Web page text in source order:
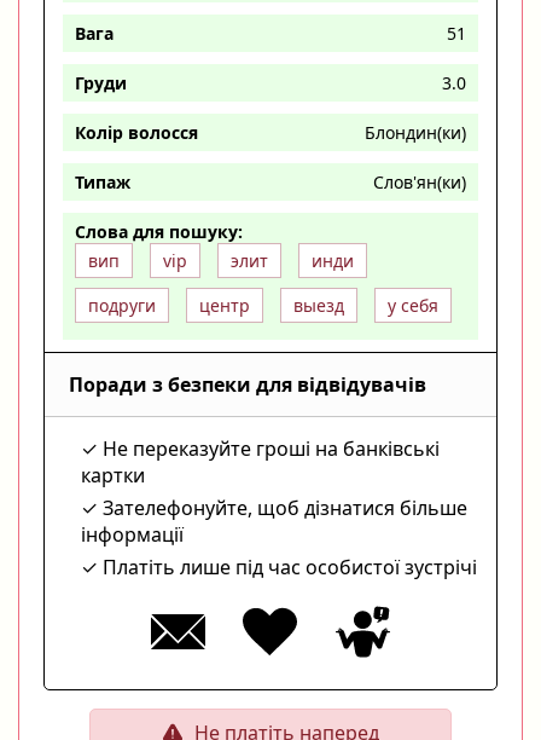
Вага 51
Груди 3.0
Колір волосся Блондин(ки)
Типаж Слов'ян(ки)
Слова для пошуку:
вип
vip элит
инди
подруги
центр выезд у себя
Поради з безпеки для відвідувачів
Не переказуйте гроші на банківські
картки
Зателефонуйте, щоб дізнатися більше
інформації
Платіть лише під час особистої зустрічі
Не платіть наперед